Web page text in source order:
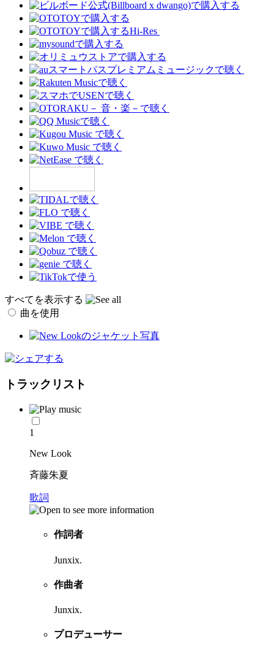
Hi-Res
すべてを表示する
曲を使用
トラックリスト
1
New Look
斉藤朱夏
歌詞
作詞者
Junxix.
作曲者
Junxix.
プロデューサー